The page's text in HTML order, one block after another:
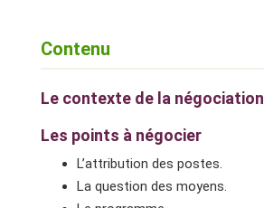
Contenu
Le contexte de la négociation
Les points à négocier
L’attribution des postes.
La question des moyens.